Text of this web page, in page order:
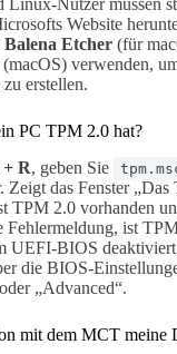
Website
Balena Etcher (für
verwenden,
erstellen.
PC TPM 2.0 hat?
R, geben Sie
Zeigt das Fenster
TPM 2.0 vorhanden
Fehlermeldung, ist
UEFI-BIOS
die BIOS-
„Advanced“.
mit dem MCT meine